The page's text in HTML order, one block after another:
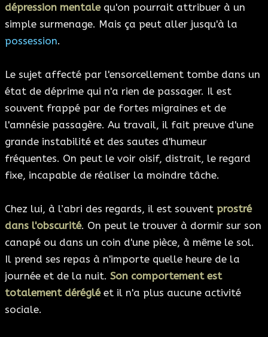
dépression mentalequ'on pourrait attribuer à un
simple surmenage. Mais ça peut aller jusqu'à la
possession.
Le sujet affecté par l'ensorcellement tombe dans un
état de déprime qui n'a rien de passager. Il est
souvent frappé par de fortes migraines et de
l'amnésie passagère. Au travail, il fait preuve d'une
grande instabilité et des sautes d'humeur
fréquentes. On peut le voir oisif, distrait, le regard
fixe, incapable de réaliser la moindre tâche.
Chez lui, à l’abri des regards, il est souvent prostré
dans l'obscurité. On peut le trouver à dormir sur son
canapé ou dans un coin d'une pièce, à même le sol.
Il prend ses repas à n'importe quelle heure de la
journée et de la nuit. Son comportement est
totalement dérégléet il n'a plus aucune activité
sociale.